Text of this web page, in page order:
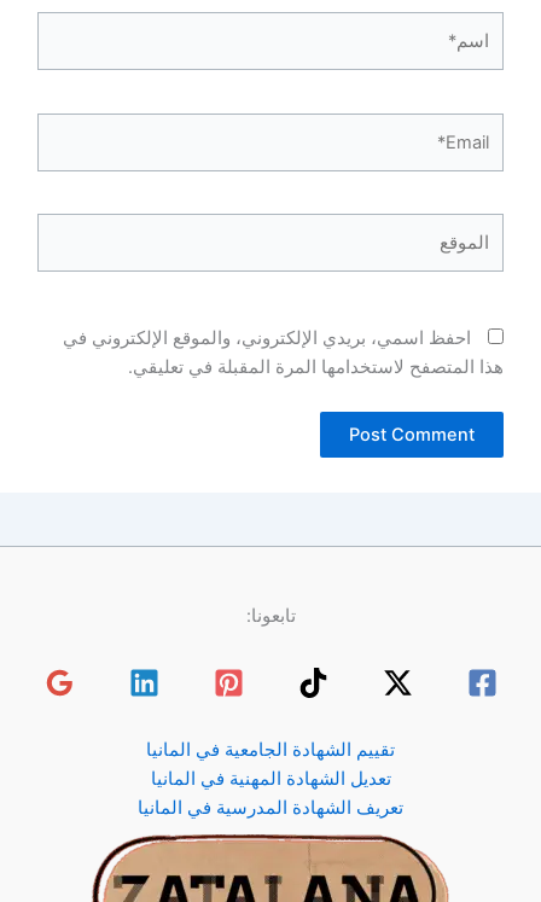
احفظ اسمي، بريدي الإلكتروني، والموقع الإلكتروني في
هذا المتصفح لاستخدامها المرة المقبلة في تعليقي.
تابعونا:
تقييم الشهادة الجامعية في المانيا
تعديل الشهادة المهنية في المانيا
تعريف الشهادة المدرسية في المانيا